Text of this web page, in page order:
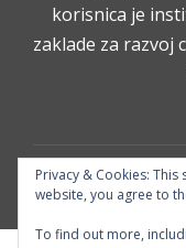
korisnica je
zaklade za razvoj
Copyright 2026 —
Privacy & Cookies:
website, you agree to
To find out more,